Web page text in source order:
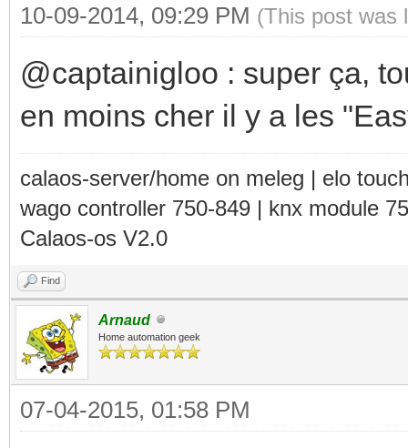
10-09-2014, 09:29 PM (This post was
@captainigloo : super ça,
en moins cher il y a les
calaos-server/home on meleg | elo
wago controller 750-849 | knx module
Calaos-os V2.0
Find
Arnaud
Home automation geek
07-04-2015, 01:58 PM